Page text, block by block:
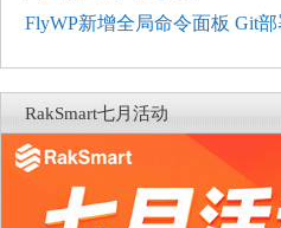
FlyWP新增全局命令面板 Git
RakSmart七月活动